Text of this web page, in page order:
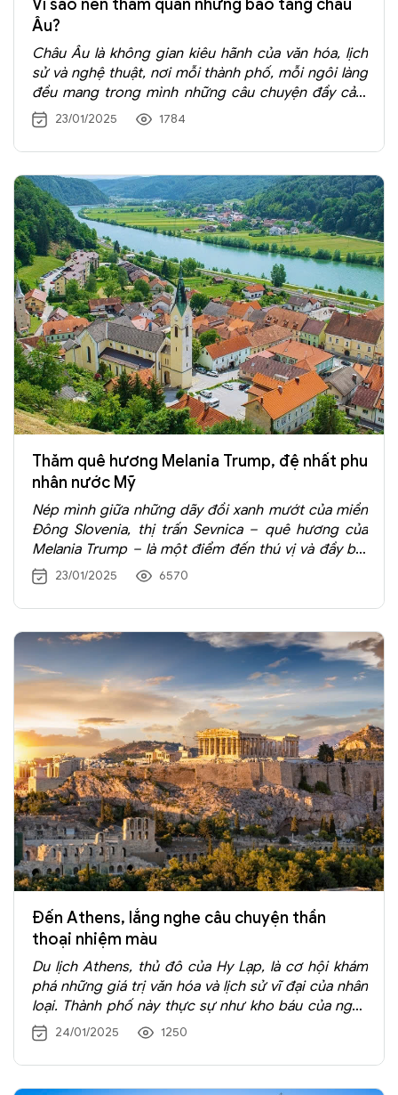
Vì sao nên tham quan những bảo tàng châu
Âu?
Châu Âu là không gian kiêu hãnh của văn hóa, lịch
sử và nghệ thuật, nơi mỗi thành phố, mỗi ngôi làng
đều mang trong mình những câu chuyện đầy cảm
hứng. Các bảo tàng châu Âu không chỉ là nơi lưu
giữ ký ức mà còn là điểm khởi đầu cho những hành
trình khám phá đầy thú vị.
23/01/2025 1784
Thăm quê hương Melania Trump, đệ nhất phu
nhân nước Mỹ
Nép mình giữa những dãy đồi xanh mướt của miền
Đông Slovenia, thị trấn Sevnica – quê hương của
Melania Trump – là một điểm đến thú vị và đầy bất
ngờ dành cho những ai yêu thích khám phá văn hóa,
lịch sử và phong cảnh yên bình. Với bề dày lịch sử,
những di tích cổ kính và ẩm thực độc đáo, nơi đây
mang đến một hành trình trải nghiệm nhẹ nhàng
nhưng sâu sắc.
23/01/2025 6570
Đến Athens, lắng nghe câu chuyện thần
thoại nhiệm màu
Du lịch Athens, thủ đô của Hy Lạp, là cơ hội khám
phá những giá trị văn hóa và lịch sử vĩ đại của nhân
loại. Thành phố này thực sự như kho báu của nghệ
thuật, triết học và kiến trúc cổ đại. Dạo bước qua
Athens, bạn sẽ cảm nhận rõ sự giao thoa giữa quá
khứ thần thoại huy hoàng và nhịp sống hiện đại sôi
động.
24/01/2025 1250